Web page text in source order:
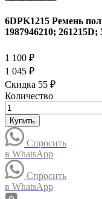
6DPK1215 Ремень
1987946210;
1 100 ₽
1 045 ₽
Скидка 55 ₽
Количество
Купить
Спросить
в WhatsApp
Спросить
в WhatsApp